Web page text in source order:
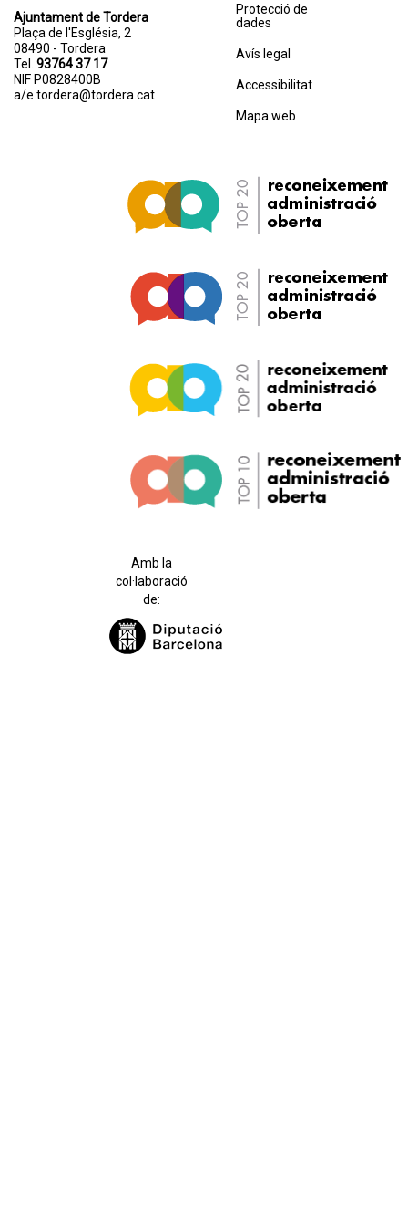
Ajuntament de Tordera
Plaça de l'Església, 2
08490 - Tordera
Tel. 93764 37 17
NIF P0828400B
a/e tordera@tordera.cat
Protecció de
dades
Avís legal
Accessibilitat
Mapa web
Amb la
col·laboració
de: